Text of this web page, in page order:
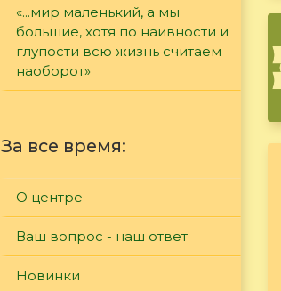
«...мир маленький, а мы
большие, хотя по наивности и
глупости всю жизнь считаем
наоборот»
За все время:
О центре
Ваш вопрос - наш ответ
Новинки